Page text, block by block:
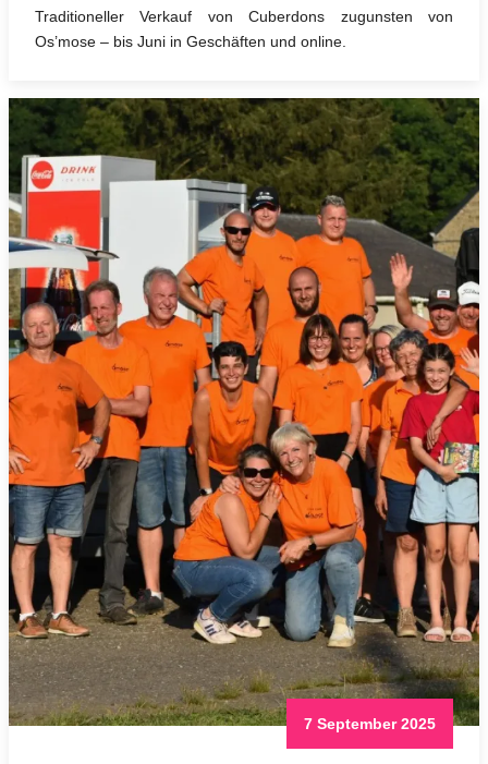
Traditioneller Verkauf von Cuberdons zugunsten von
Os’mose – bis Juni in Geschäften und online.
7 September 2025